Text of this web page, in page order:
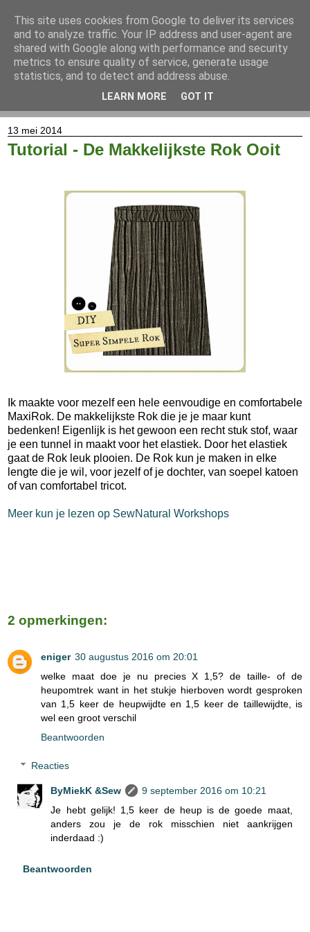
13 mei 2014
Tutorial - De Makkelijkste Rok Ooit
Ik maakte voor mezelf een hele eenvoudige en comfortabele
MaxiRok. De makkelijkste Rok die je je maar kunt
bedenken! Eigenlijk is het gewoon een recht stuk stof, waar
je een tunnel in maakt voor het elastiek. Door het elastiek
gaat de Rok leuk plooien. De Rok kun je maken in elke
lengte die je wil, voor jezelf of je dochter, van soepel katoen
of van comfortabel tricot.
Meer kun je lezen op SewNatural Workshops
2 opmerkingen:
eniger 30 augustus 2016 om 20:01
welke maat doe je nu precies X 1,5? de taille- of de
heupomtrek want in het stukje hierboven wordt gesproken
van 1,5 keer de heupwijdte en 1,5 keer de taillewijdte, is
wel een groot verschil
Beantwoorden
Reacties
ByMiekK &Sew
9 september 2016 om 10:21
Je hebt gelijk! 1,5 keer de heup is de goede maat,
anders zou je de rok misschien niet aankrijgen
inderdaad :)
Beantwoorden
This site uses cookies from Google to deliver its services
and to analyze traffic. Your IP address and user-agent are
shared with Google along with performance and security
metrics to ensure quality of service, generate usage
statistics, and to detect and address abuse.
LEARN MORE GOT IT